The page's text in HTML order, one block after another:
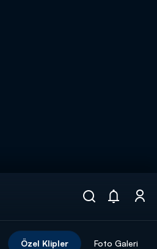
Özel Klipler Foto Galeri